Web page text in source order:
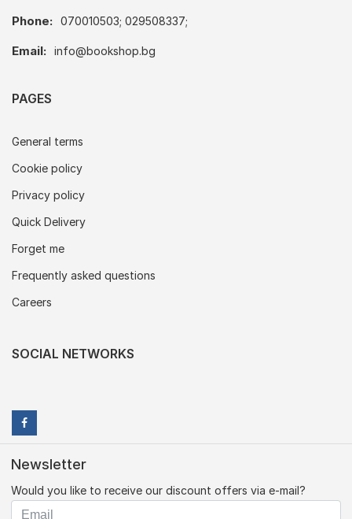
Phone: 070010503; 029508337;
Email: info@bookshop.bg
PAGES
General terms
Cookie policy
Privacy policy
Quick Delivery
Forget me
Frequently asked questions
Careers
SOCIAL NETWORKS
Newsletter
Would you like to receive our discount offers via e-mail?